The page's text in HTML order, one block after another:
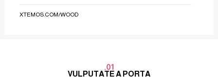
XTEMOS.COM/WOOD
01.
VULPUTATE A PORTA